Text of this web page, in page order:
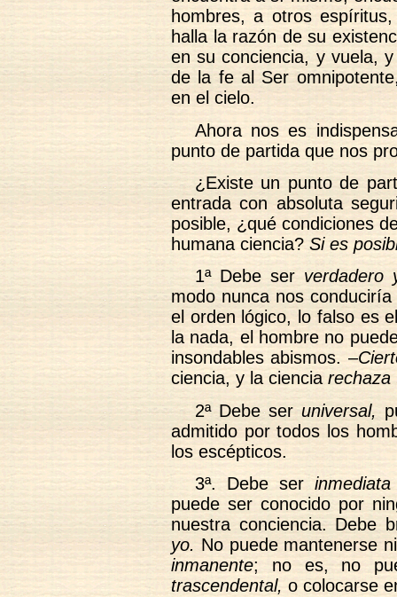
hombres, a otros
halla la razón de su
en su conciencia, y vuela,
de la fe al Ser
en el cielo.
Ahora nos es
punto de partida que nos
¿Existe un punto de
entrada con absoluta
posible, ¿qué condiciones
humana ciencia? Si es
1ª Debe ser verdadero
modo nunca nos
el orden lógico, lo falso es
la nada, el hombre no
insondables abismos. –
ciencia, y la ciencia rechaza
2ª Debe seruniversal,
admitido por todos los
los escépticos.
3ª. Debe ser
puede ser conocido por
nuestra conciencia. Debe
yo. No puede mantenerse
inmanente; no es, no
trascendental, o colocarse